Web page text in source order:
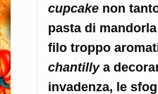
cupcake non
pasta di
filo troppo
chantillya
invadenza, le